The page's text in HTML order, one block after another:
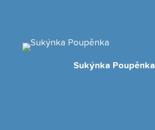
Sukýnka Poupěnka